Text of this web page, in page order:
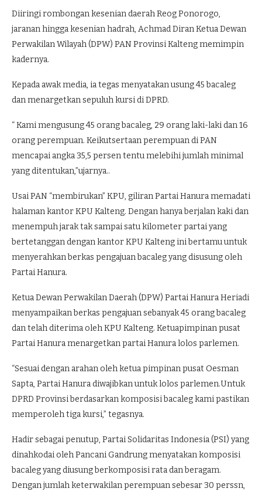
Diiringi rombongan kesenian daerah Reog Ponorogo,
jaranan hingga kesenian hadrah, Achmad Diran Ketua Dewan
Perwakilan Wilayah (DPW) PAN Provinsi Kalteng memimpin
kadernya.
Kepada awak media, ia tegas menyatakan usung 45 bacaleg
dan menargetkan sepuluh kursi di DPRD.
“ Kami mengusung 45 orang bacaleg, 29 orang laki-laki dan 16
orang perempuan. Keikutsertaan perempuan di PAN
mencapai angka 35,5 persen tentu melebihi jumlah minimal
yang ditentukan,”ujarnya..
Usai PAN “membirukan” KPU, giliran Partai Hanura memadati
halaman kantor KPU Kalteng. Dengan hanya berjalan kaki dan
menempuh jarak tak sampai satu kilometer partai yang
bertetanggan dengan kantor KPU Kalteng ini bertamu untuk
menyerahkan berkas pengajuan bacaleg yang disusung oleh
Partai Hanura.
Ketua Dewan Perwakilan Daerah (DPW) Partai Hanura Heriadi
menyampaikan berkas pengajuan sebanyak 45 orang bacaleg
dan telah diterima oleh KPU Kalteng. Ketuapimpinan pusat
Partai Hanura menargetkan partai Hanura lolos parlemen.
“Sesuai dengan arahan oleh ketua pimpinan pusat Oesman
Sapta, Partai Hanura diwajibkan untuk lolos parlemen.Untuk
DPRD Provinsi berdasarkan komposisi bacaleg kami pastikan
memperoleh tiga kursi,” tegasnya.
Hadir sebagai penutup, Partai Solidaritas Indonesia (PSI) yang
dinahkodai oleh Pancani Gandrung menyatakan komposisi
bacaleg yang diusung berkomposisi rata dan beragam.
Dengan jumlah keterwakilan perempuan sebesar 30 perssn,